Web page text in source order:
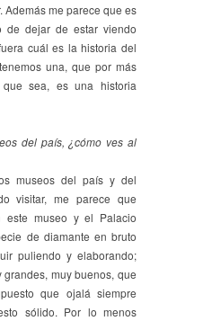
Además me parece que es
de dejar de estar viendo
cuál es la historia del
una, que por más
sea, es una historia
del país, ¿cómo ves al
museos del país y del
visitar, me parece que
este museo y el Palacio
de diamante en bruto
puliendo y elaborando;
muy buenos, que
que ojalá siempre
sólido. Por lo menos